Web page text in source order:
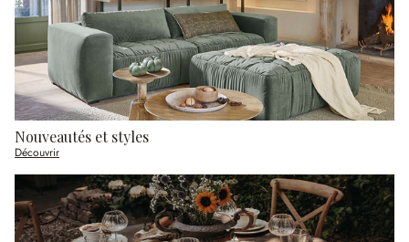
Nouveautés et styles
Découvrir